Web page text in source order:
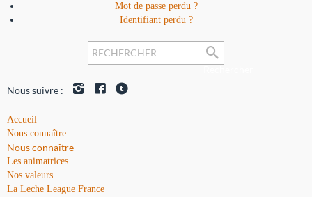
Mot de passe perdu ?
Identifiant perdu ?
Nous suivre :
Accueil
Nous connaître
Nous connaître
Les animatrices
Nos valeurs
La Leche League France